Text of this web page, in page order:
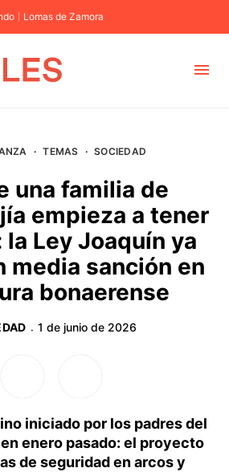
Lomas de Zamora
· TEMAS · SOCIEDAD
una familia de
empieza a tener
Ley Joaquín ya
media sanción en
bonaerense
· 1 de junio de 2026
iniciado por los padres del
enero pasado: el proyecto
de seguridad en arcos y